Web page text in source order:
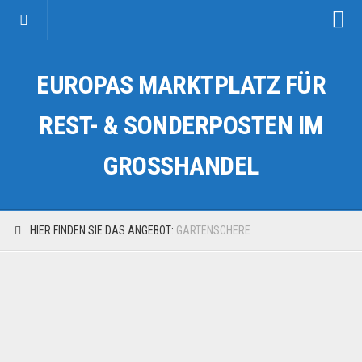
Kategorien
Auto & Motorrad
Fahrzeuge & Transport
EUROPAS MARKTPLATZ FÜR
REST- & SONDERPOSTEN IM
GROSSHANDEL
HIER FINDEN SIE DAS ANGEBOT: GARTENSCHERE